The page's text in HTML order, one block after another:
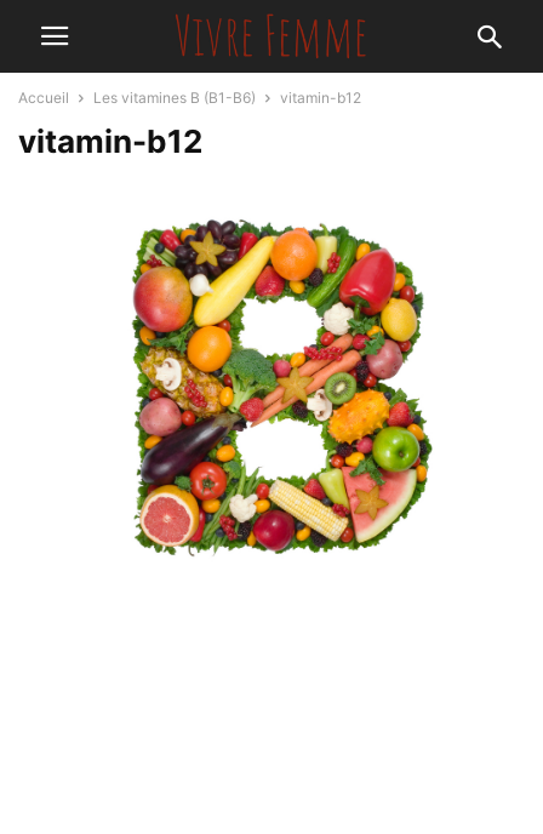
Accueil Les vitamines B (B1-B6) vitamin-b12
vitamin-b12